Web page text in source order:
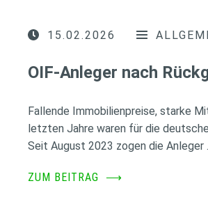
15.02.2026
OIF-Anleger nach
Fallende Immobilienpreise, starke
letzten Jahre waren für die
Seit August 2023 zogen die Anleger
ZUM BEITRAG ⟶